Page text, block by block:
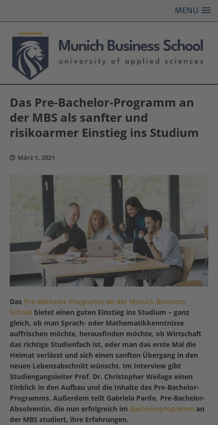
MENU
Das Pre-Bachelor-Programm an
der MBS als sanfter und
risikoarmer Einstieg ins Studium
März 1, 2021
Das Pre-Bachelor-Programm an der Munich Business
School bietet einen guten Einstieg ins Studium – ganz
gleich, ob man Sprach- oder Mathematikkenntnisse
auffrischen möchte, herausfinden möchte, ob Wirtschaft
das richtige Studienfach ist, oder man das erste Mal die
Heimat verlässt und sich einen sanften Übergang in den
neuen Lebensabschnitt wünscht. Im Interview gibt
Studiengangsleiter Prof. Dr. Christopher Weilage einen
Einblick in den Aufbau und die Inhalte des Pre-Bachelor-
Programms. Außerdem teilt Gabriela Pardo, Pre-Bachelor-
Absolventin, die nun erfolgreich im Bachelorprogramm an
der MBS studiert, ihre Erfahrungen.